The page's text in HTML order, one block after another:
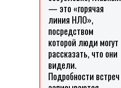
— это «горячая
линия НЛО»,
посредством
которой люди могут
рассказать, что они
видели.
Подробности встреч